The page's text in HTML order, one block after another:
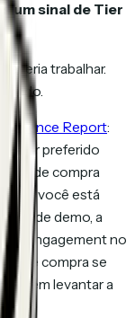
um sinal de Tier
trabalhar.
Report:
preferido
de compra
Se você está
de demo, a
de engagement no
de compra se
levantar a